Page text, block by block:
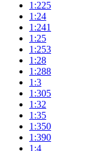
1:225
1:24
1:241
1:25
1:253
1:28
1:288
1:3
1:305
1:32
1:35
1:350
1:390
1:4